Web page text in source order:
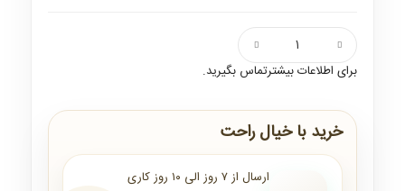
برای اطلاعات بیشترتماس بگیرید.
خرید با خیال راحت
ارسال از ۷ روز الی ۱۰ روز کاری